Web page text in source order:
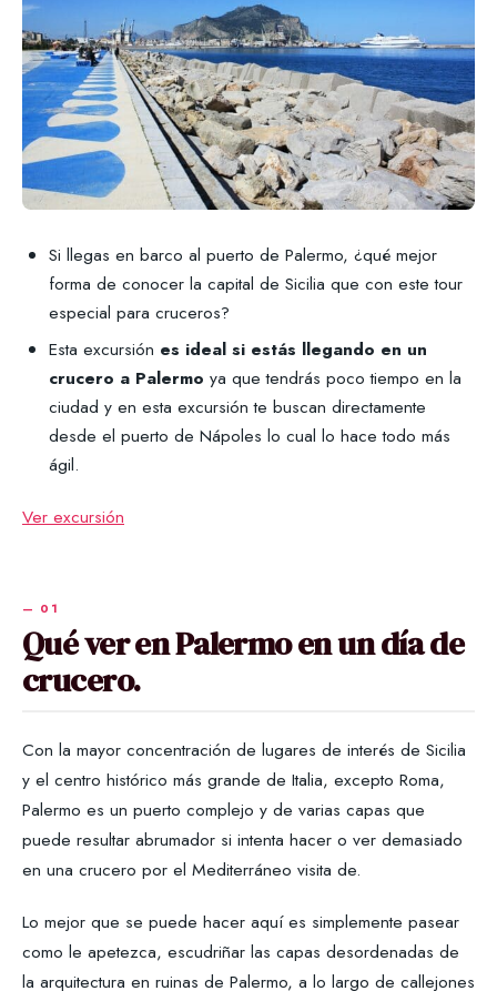
Si llegas en barco al puerto de Palermo, ¿qué mejor
forma de conocer la capital de Sicilia que con este tour
especial para cruceros?
Esta excursión es ideal si estás llegando en un
crucero a Palermo ya que tendrás poco tiempo en la
ciudad y en esta excursión te buscan directamente
desde el puerto de Nápoles lo cual lo hace todo más
ágil.
Ver excursión
Qué ver en Palermo en un día de
crucero.
Con la mayor concentración de lugares de interés de Sicilia
y el centro histórico más grande de Italia, excepto Roma,
Palermo es un puerto complejo y de varias capas que
puede resultar abrumador si intenta hacer o ver demasiado
en una crucero por el Mediterráneo visita de.
Lo mejor que se puede hacer aquí es simplemente pasear
como le apetezca, escudriñar las capas desordenadas de
la arquitectura en ruinas de Palermo, a lo largo de callejones